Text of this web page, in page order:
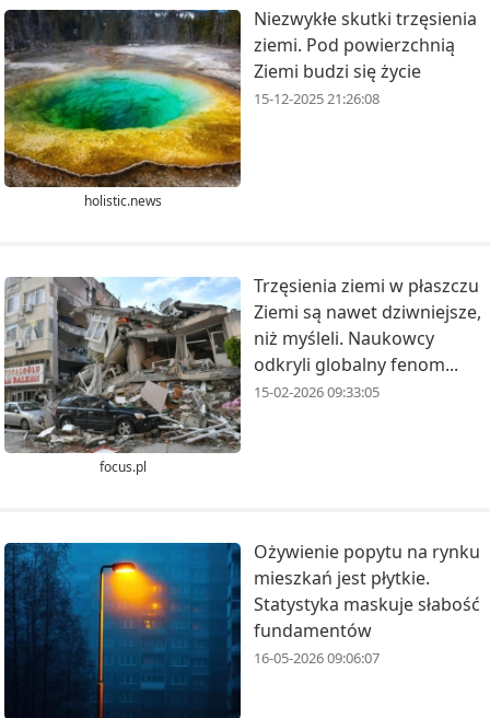
holistic.news
Niezwykłe skutki trzęsienia
ziemi. Pod powierzchnią
Ziemi budzi się życie
15-12-2025 21:26:08
focus.pl
Trzęsienia ziemi w płaszczu
Ziemi są nawet dziwniejsze,
niż myśleli. Naukowcy
odkryli globalny fenom...
15-02-2026 09:33:05
Ożywienie popytu na rynku
mieszkań jest płytkie.
Statystyka maskuje słabość
fundamentów
16-05-2026 09:06:07